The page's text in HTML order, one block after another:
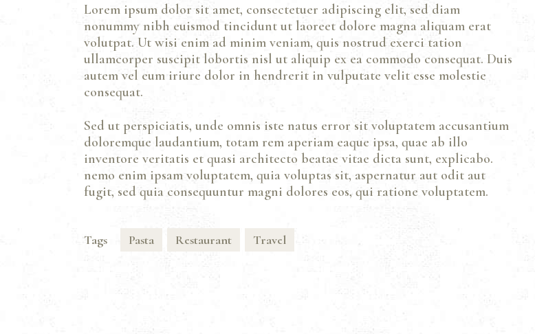
Lorem ipsum dolor sit amet, consectetuer adipiscing elit, sed diam
nonummy nibh euismod tincidunt ut laoreet dolore magna aliquam erat
volutpat. Ut wisi enim ad minim veniam, quis nostrud exerci tation
ullamcorper suscipit lobortis nisl ut aliquip ex ea commodo consequat. Duis
autem vel eum iriure dolor in hendrerit in vulputate velit esse molestie
consequat.
Sed ut perspiciatis, unde omnis iste natus error sit voluptatem accusantium
doloremque laudantium, totam rem aperiam eaque ipsa, quae ab illo
inventore veritatis et quasi architecto beatae vitae dicta sunt, explicabo.
nemo enim ipsam voluptatem, quia voluptas sit, aspernatur aut odit aut
fugit, sed quia consequuntur magni dolores eos, qui ratione voluptatem.
Tags Pasta Restaurant Travel